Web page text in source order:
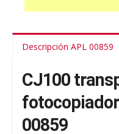
Descripción APL 00859
CJ100
00859